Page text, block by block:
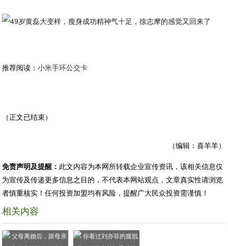
推荐阅读：小米手环公交卡
（正文已结束）
（编辑：喜羊羊）
免责声明及提醒： 此文内容为本网所转载企业宣传资讯，该相关信息仅
为宣传及传递更多信息之目的，不代表本网站观点，文章真实性请浏览
者慎重核实！任何投资加盟均有风险，提醒广大民众投资需谨慎！
相关内容